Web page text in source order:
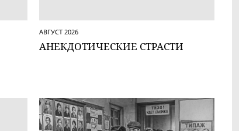
АВГУСТ 2026
АНЕКДОТИЧЕСКИЕ СТРАСТИ